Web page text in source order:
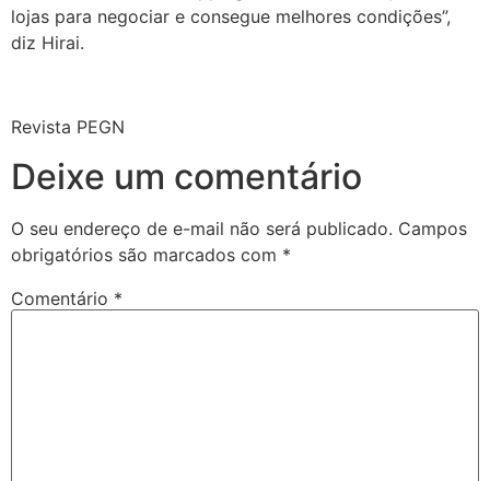
lojas para negociar e consegue melhores condições”,
diz Hirai.
Revista PEGN
Deixe um comentário
O seu endereço de e-mail não será publicado. Campos
obrigatórios são marcados com *
Comentário *